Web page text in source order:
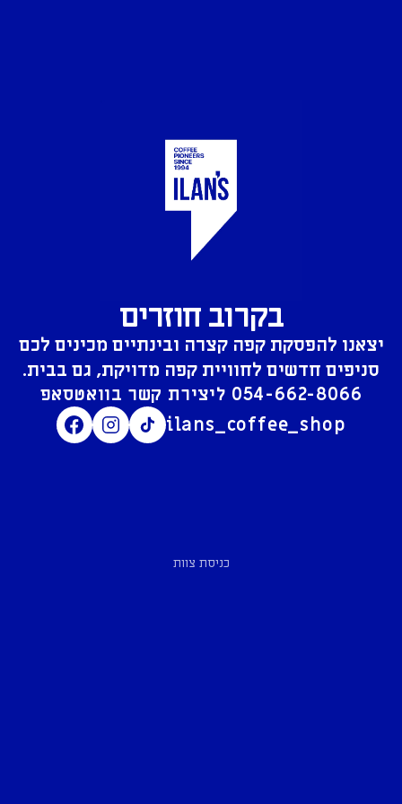
בקרוב חוזרים
יצאנו להפסקת קפה קצרה ובינתיים מכינים לכם
סניפים חדשים לחוויית קפה מדויקת, גם בבית.
054-662-8066
ilans_coffee_shop
כניסת צוות